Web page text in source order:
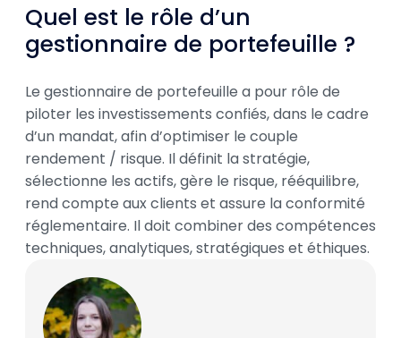
Quel est le rôle d’un
gestionnaire de portefeuille ?
Le gestionnaire de portefeuille a pour rôle de
piloter les investissements confiés, dans le cadre
d’un mandat, afin d’optimiser le couple
rendement / risque. Il définit la stratégie,
sélectionne les actifs, gère le risque, rééquilibre,
rend compte aux clients et assure la conformité
réglementaire. Il doit combiner des compétences
techniques, analytiques, stratégiques et éthiques.